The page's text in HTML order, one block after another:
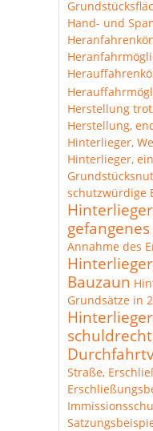
Hand- und
Herstellung
Herstellung,
Hinterlieger,
Hinterlieger,
schutzwürdige
gefangenes
Annahme des
Bauzaun
Grundsätze in
Straße,